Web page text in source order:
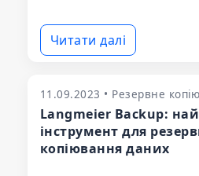
Читати далі
11.09.2023 • Резервне
Langmeier Backup:
інструмент для
копіювання даних